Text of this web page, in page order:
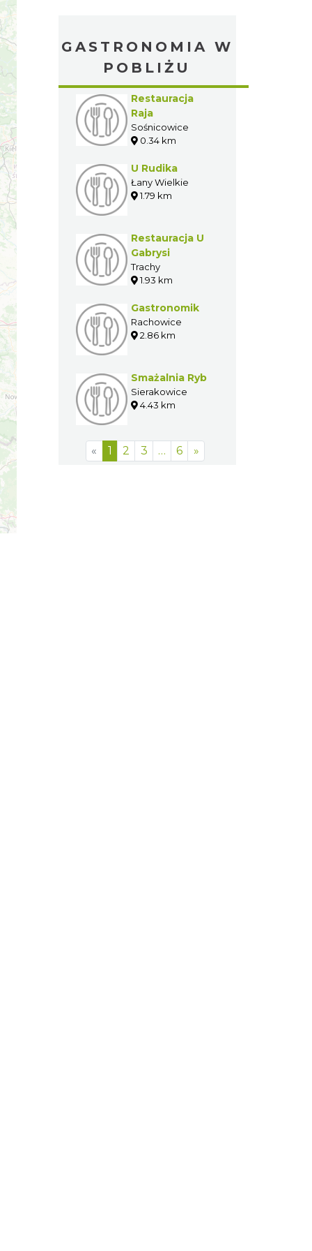
GASTRONOMIA W
POBLIŻU
Restauracja
Raja
Sośnicowice
0.34 km
U Rudika
Łany Wielkie
1.79 km
Restauracja U
Gabrysi
Trachy
1.93 km
Gastronomik
Rachowice
2.86 km
Smażalnia Ryb
Sierakowice
4.43 km
« 1 2 3 … 6 »